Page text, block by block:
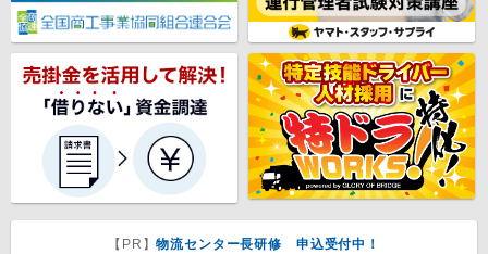
【PR】物流センター長研修 申込受付中！